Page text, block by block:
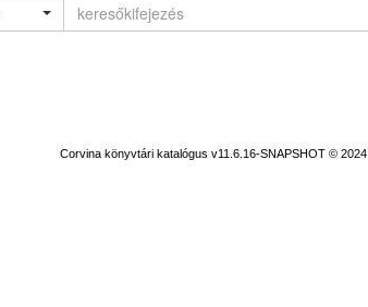
Corvina könyvtári katalógus v11.6.16-SNAPSHOT © 2024